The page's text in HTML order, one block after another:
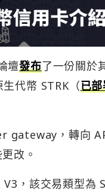
壇發布了一份關於
代幣 STRK（已
gateway，轉向
改。
，該交易類型